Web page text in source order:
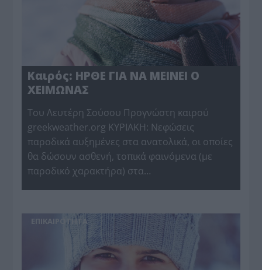
Καιρός: ΗΡΘΕ ΓΙΑ ΝΑ ΜΕΙΝΕΙ Ο
ΧΕΙΜΩΝΑΣ
Toυ Λευτέρη Σούσου Προγνώστη καιρού
greekweather.org ΚΥΡΙΑΚΗ: Νεφώσεις
παροδικά αυξημένες στα ανατολικά, οι οποίες
θα δώσουν ασθενή, τοπικά φαινόμενα (με
παροδικό χαρακτήρα) στα…
ΕΠΙΚΑΙΡΟΤΗΤΑ